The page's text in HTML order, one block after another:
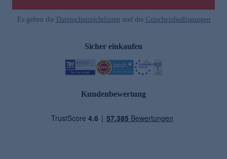
Es gelten die Datenschutzrichtlinien und die Gutscheinbedingungen
Sicher einkaufen
Kundenbewertung